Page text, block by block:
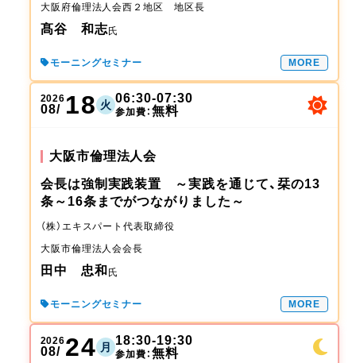
大阪府倫理法人会西２地区 地区長
髙谷 和志氏
モーニングセミナー MORE
2026
08/ 18 火 06:30-07:30
参加費：無料
大阪市倫理法人会
会長は強制実践装置 ～実践を通じて、栞の13
条～16条までがつながりました～
（株）エキスパート代表取締役
大阪市倫理法人会会長
田中 忠和 氏
モーニングセミナー MORE
2026
08/ 24 月 18:30-19:30
参加費：無料